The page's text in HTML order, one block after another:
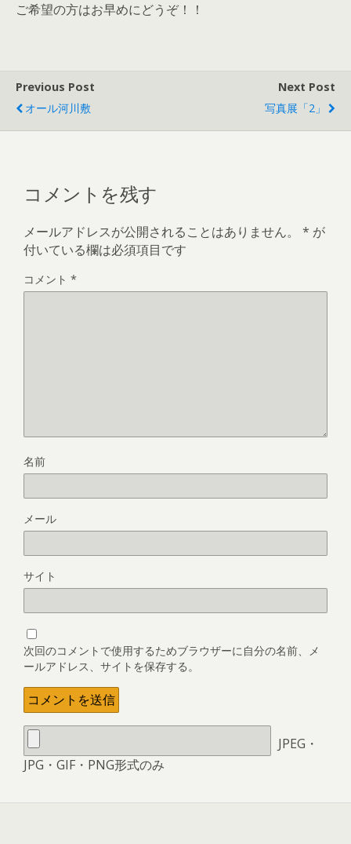
ご希望の方はお早めにどうぞ！！
Previous Post
オール河川敷
Next Post
写真展「2」
コメントを残す
メールアドレスが公開されることはありません。 * が
付いている欄は必須項目です
コメント *
名前
メール
サイト
次回のコメントで使用するためブラウザーに自分の名前、メ
ールアドレス、サイトを保存する。
JPEG・
JPG・GIF・PNG形式のみ